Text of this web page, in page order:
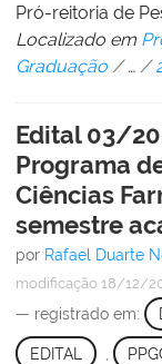
Pró-reitoria de
Localizado em
Graduação /… /
Edital 03/
Programa
Ciências
semestre
por Rafael Duarte
modificação 18/12/
— registrado em:
EDITAL